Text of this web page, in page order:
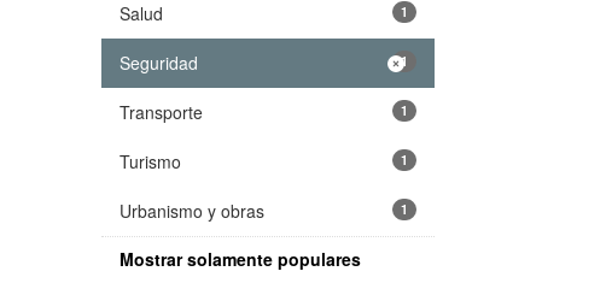
Salud 1
Seguridad 1
Transporte 1
Turismo 1
Urbanismo y obras 1
Mostrar solamente populares